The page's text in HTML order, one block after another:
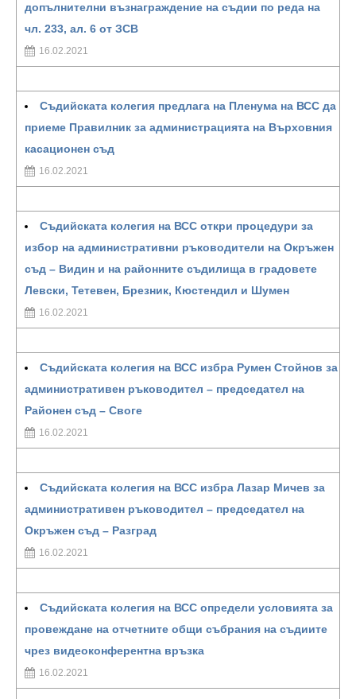
допълнителни възнаграждение на съдии по реда на
чл. 233, ал. 6 от ЗСВ
16.02.2021
Съдийската колегия предлага на Пленума на ВСС да
приеме Правилник за администрацията на Върховния
касационен съд
16.02.2021
Съдийската колегия на ВСС откри процедури за
избор на административни ръководители на Окръжен
съд – Видин и на районните съдилища в градовете
Левски, Тетевен, Брезник, Кюстендил и Шумен
16.02.2021
Съдийската колегия на ВСС избра Румен Стойнов за
административен ръководител – председател на
Районен съд – Своге
16.02.2021
Съдийската колегия на ВСС избра Лазар Мичев за
административен ръководител – председател на
Окръжен съд – Разград
16.02.2021
Съдийската колегия на ВСС определи условията за
провеждане на отчетните общи събрания на съдиите
чрез видеоконферентна връзка
16.02.2021